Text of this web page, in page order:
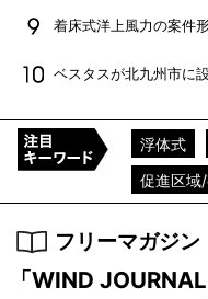
着床式洋上風力の案件
ベスタスが北九州市に
浮体式
促進区域
フリーマガジン
「WIND JOURNAL